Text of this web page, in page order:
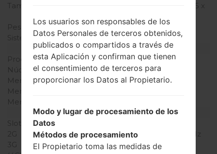
Tamaño (dimensiones)
108 x 50 milímetros (4.25 x
1.96 pulgadas)
Peso
138 gramos (4.86 onzas)
Sistema de operación
Hardware
Procesador
-
Núcleos de UCP
-
Memoria RAM
-
Memoria interna
Memoria externa
Red y Datos
Slot de tarjeta
2G
GSM 900/1800/1900 MHz
3G
-
Los usuarios son responsables de los
Datos Personales de terceros obtenidos,
publicados o compartidos a través de
esta Aplicación y confirman que tienen
el consentimiento de terceros para
proporcionar los Datos al Propietario.
Modo y lugar de procesamiento de los
Datos
Métodos de procesamiento
El Propietario toma las medidas de